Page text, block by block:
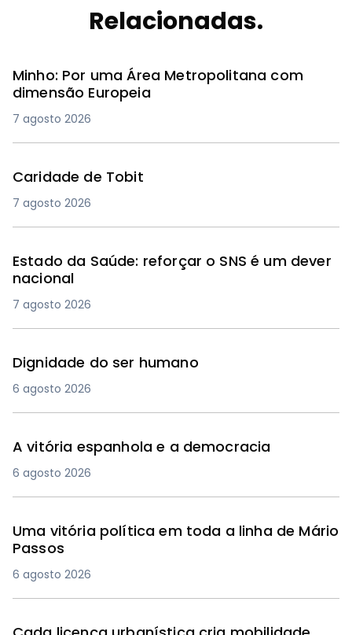
Relacionadas.
Minho: Por uma Área Metropolitana com
dimensão Europeia
7 agosto 2026
Caridade de Tobit
7 agosto 2026
Estado da Saúde: reforçar o SNS é um dever
nacional
7 agosto 2026
Dignidade do ser humano
6 agosto 2026
A vitória espanhola e a democracia
6 agosto 2026
Uma vitória política em toda a linha de Mário
Passos
6 agosto 2026